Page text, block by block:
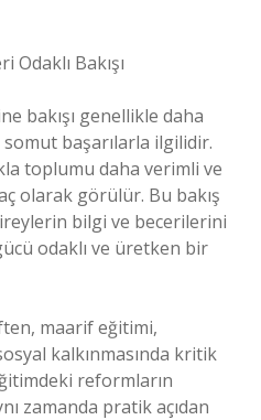
Bakışı
bakışı genellikle daha
başarılarla ilgilidir.
toplumu daha verimli ve
olarak görülür. Bu bakış
bilgi ve becerilerini
odaklı ve üretken bir
maarif eğitimi,
kalkınmasında kritik
reformların
zamanda pratik açıdan